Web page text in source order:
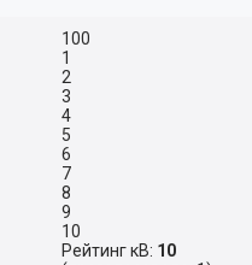
РОМАНТИКА
МОЛОДЁЖНЫЙ
МИСТИКА
100
1
2
3
4
5
6
7
8
9
10
Рейтинг кВ: 10